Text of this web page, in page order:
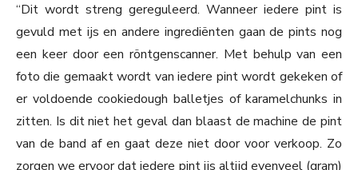
“Dit wordt streng gereguleerd. Wanneer iedere pint is
gevuld met ijs en andere ingrediënten gaan de pints nog
een keer door een röntgenscanner. Met behulp van een
foto die gemaakt wordt van iedere pint wordt gekeken of
er voldoende cookiedough balletjes of karamelchunks in
zitten. Is dit niet het geval dan blaast de machine de pint
van de band af en gaat deze niet door voor verkoop. Zo
zorgen we ervoor dat iedere pint ijs altijd evenveel (gram)